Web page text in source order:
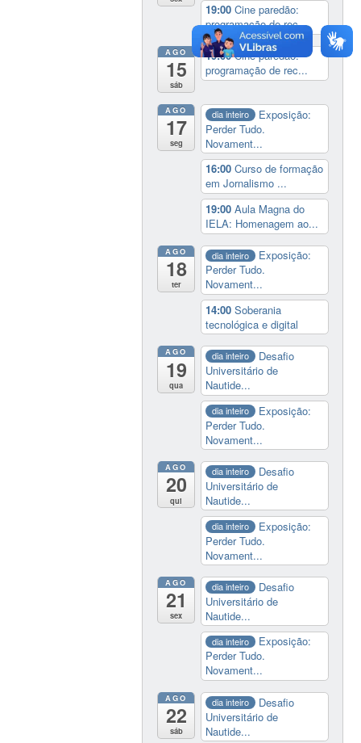
19:00Cine paredão:
programação de rec...
AGO
15
sáb
19:00Cine paredão:
programação de rec...
AGO
17
seg
dia inteiro
Exposição:
Perder Tudo.
Novament...
16:00Curso de formação
em Jornalismo ...
19:00Aula Magna do
IELA: Homenagem ao...
AGO
18
ter
dia inteiro
Exposição:
Perder Tudo.
Novament...
14:00Soberania
tecnológica e digital
AGO
19
qua
dia inteiro
Desafio
Universitário de
Nautide...
dia inteiro
Exposição:
Perder Tudo.
Novament...
AGO
20
qui
dia inteiro
Desafio
Universitário de
Nautide...
dia inteiro
Exposição:
Perder Tudo.
Novament...
AGO
21
sex
dia inteiro
Desafio
Universitário de
Nautide...
dia inteiro
Exposição:
Perder Tudo.
Novament...
AGO
22
sáb
dia inteiro
Desafio
Universitário de
Nautide...